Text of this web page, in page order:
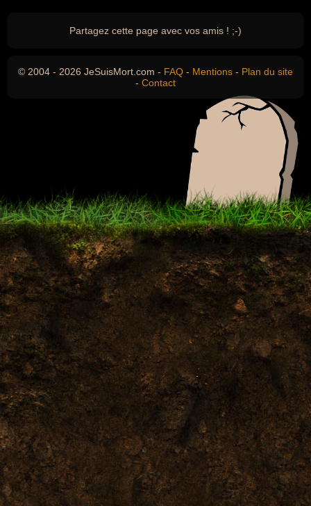
Partagez cette page avec vos amis ! ;-)
© 2004 - 2026 JeSuisMort.com - FAQ - Mentions - Plan du site
- Contact